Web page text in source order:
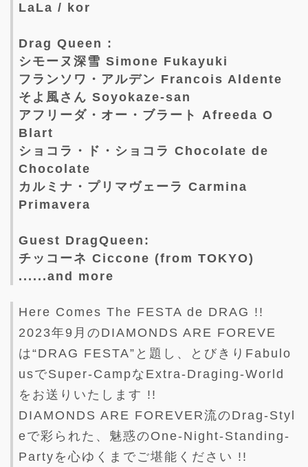
LaLa / kor
Drag Queen :
シモーヌ深雪 Simone Fukayuki
フランソワ・アルデン Francois Aldente
そよ風さん Soyokaze-san
アフリーダ・オー・ブラート Afreeda O
Blart
ショコラ・ド・ショコラ Chocolate de
Chocolate
カルミナ・プリマヴェーラ Carmina
Primavera
Guest DragQueen:
チッコーネ Ciccone (from TOKYO)
......and more
Here Comes The FESTA de DRAG !!
2023年9月のDIAMONDS ARE FOREVE
は“DRAG FESTA”と題し、とびきりFabulo
usでSuper-CampなExtra-Draging-World
をお送りいたします !!
DIAMONDS ARE FOREVER流のDrag-Styl
eで彩られた、魅惑のOne-Night-Standing-
Partyを心ゆくまでご堪能ください !!